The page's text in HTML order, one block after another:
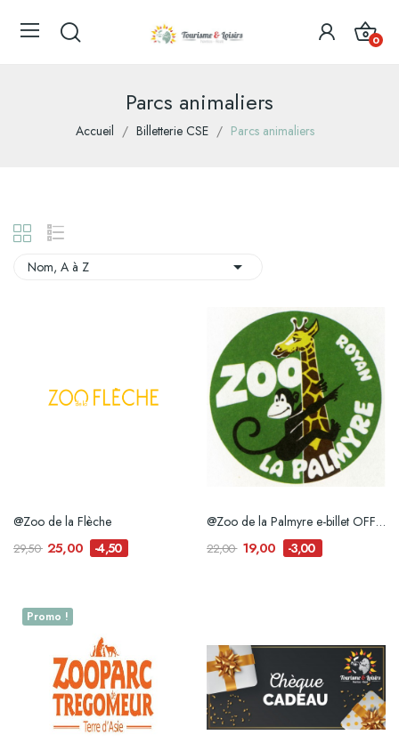
0
Parcs animaliers
Accueil Billetterie CSE Parcs animaliers
Nom, A à Z 
@Zoo de la Flèche
29,50 25,00 -4,50
@Zoo de la Palmyre e-billet OFFRE RESERVEE A...
22,00 19,00 -3,00
Promo !